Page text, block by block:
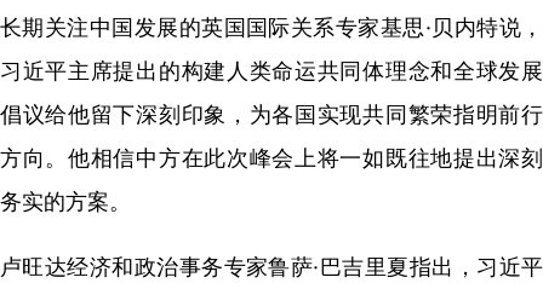
长期关注中国发展的英国国际关系专家基思·贝内特说，
习近平主席提出的构建人类命运共同体理念和全球发展
倡议给他留下深刻印象，为各国实现共同繁荣指明前行
方向。他相信中方在此次峰会上将一如既往地提出深刻
务实的方案。
卢旺达经济和政治事务专家鲁萨·巴吉里夏指出，习近平